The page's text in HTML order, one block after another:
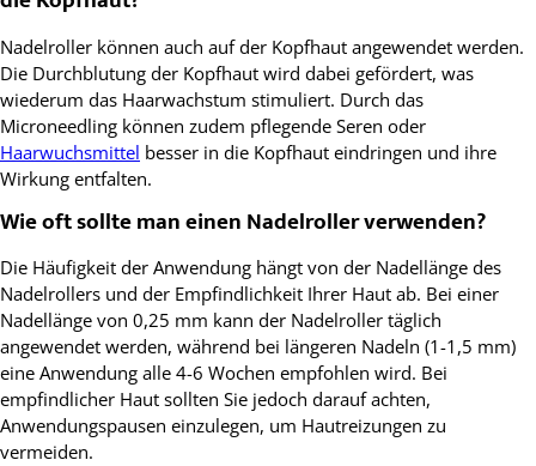
Nadelroller können auch auf der Kopfhaut angewendet werden.
Die Durchblutung der Kopfhaut wird dabei gefördert, was
wiederum das Haarwachstum stimuliert. Durch das
Microneedling können zudem pflegende Seren oder
Haarwuchsmittel besser in die Kopfhaut eindringen und ihre
Wirkung entfalten.
Wie oft sollte man einen Nadelroller verwenden?
Die Häufigkeit der Anwendung hängt von der Nadellänge des
Nadelrollers und der Empfindlichkeit Ihrer Haut ab. Bei einer
Nadellänge von 0,25 mm kann der Nadelroller täglich
angewendet werden, während bei längeren Nadeln (1-1,5 mm)
eine Anwendung alle 4-6 Wochen empfohlen wird. Bei
empfindlicher Haut sollten Sie jedoch darauf achten,
Anwendungspausen einzulegen, um Hautreizungen zu
vermeiden.